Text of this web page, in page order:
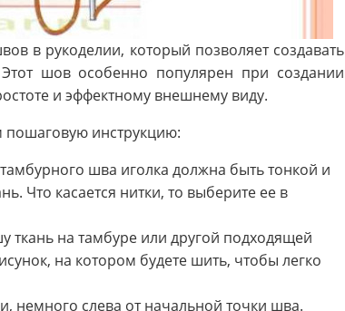
в рукоделии, который позволяет создавать
шов особенно популярен при создании
и эффектному внешнему виду.
инструкцию:
шва иголка должна быть тонкой и
Что касается нитки, то выберите ее в
ткань на тамбуре или другой подходящей
на котором будете шить, чтобы легко
немного слева от начальной точки шва.